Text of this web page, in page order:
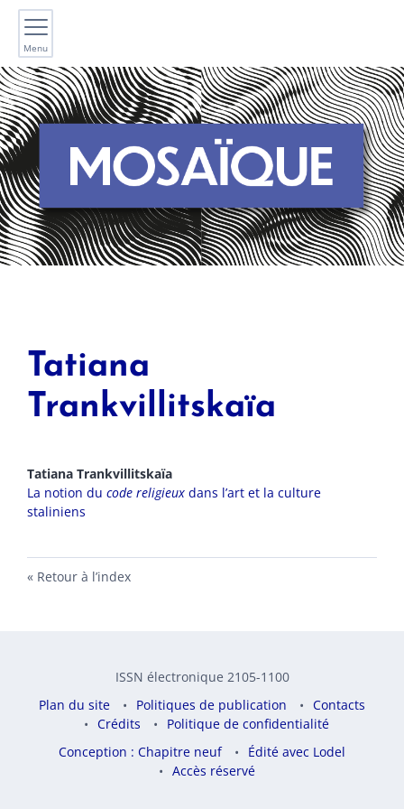
Menu
Tatiana
Trankvillitskaïa
Tatiana Trankvillitskaïa
La notion du code religieux dans l’art et la culture
staliniens
Retour à l’index
ISSN électronique 2105-1100
Plan du site
Politiques de publication
Contacts
Crédits
Politique de confidentialité
Conception : Chapitre neuf
Édité avec Lodel
Accès réservé